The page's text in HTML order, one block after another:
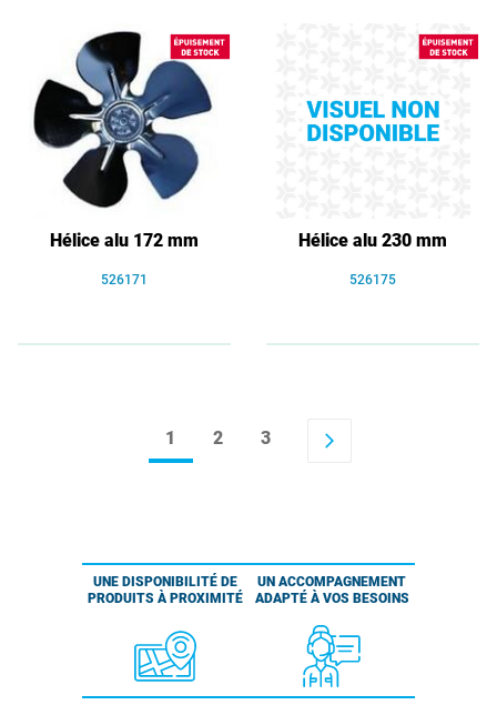
Hélice alu 172 mm
526171
Hélice alu 230 mm
526175
1 2 3 arrow_forward_ios
UNE DISPONIBILITÉ DE
PRODUITS À PROXIMITÉ
UN ACCOMPAGNEMENT
ADAPTÉ À VOS BESOINS